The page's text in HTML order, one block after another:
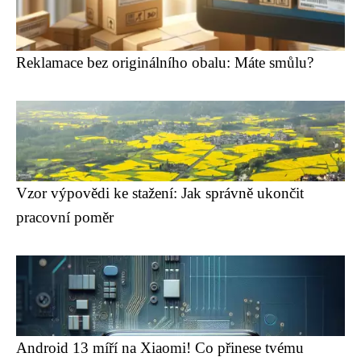
Reklamace bez originálního obalu: Máte smůlu?
Vzor výpovědi ke stažení: Jak správně ukončit
pracovní poměr
Android 13 míří na Xiaomi! Co přinese tvému